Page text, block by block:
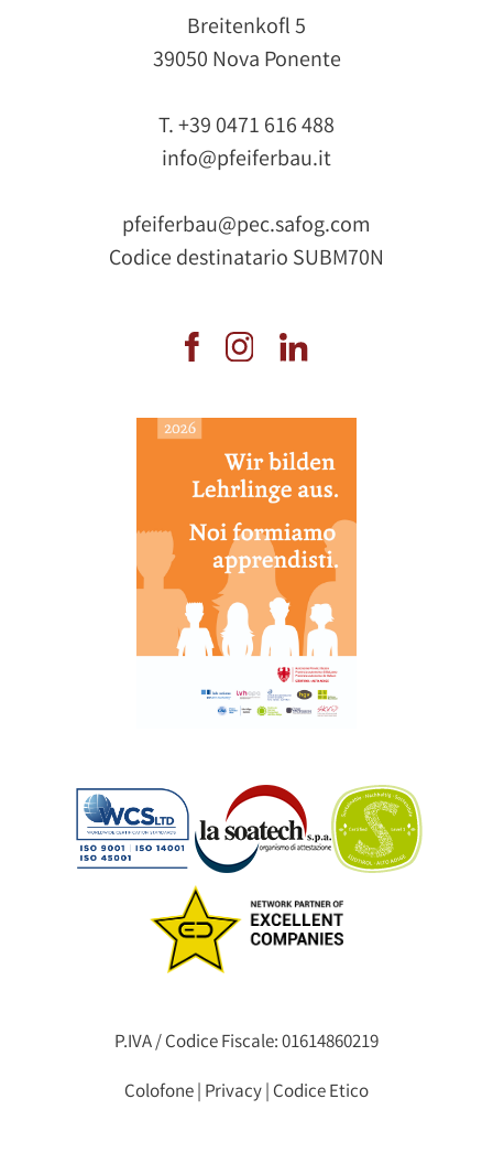
Breitenkofl 5
39050 Nova Ponente
T. +39 0471 616 488
info@pfeiferbau.it
pfeiferbau@pec.safog.com
Codice destinatario SUBM70N
P.IVA / Codice Fiscale: 01614860219
Colofone | Privacy |Codice Etico